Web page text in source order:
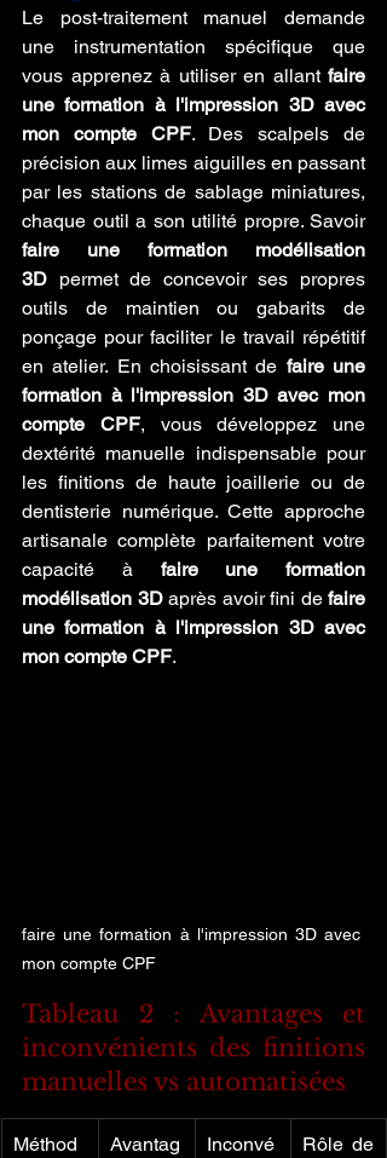
Le post-traitement manuel demande
une instrumentation spécifique que
vous apprenez à utiliser en allant faire
une formation à l'impression 3D avec
mon compte CPF. Des scalpels de
précision aux limes aiguilles en passant
par les stations de sablage miniatures,
chaque outil a son utilité propre. Savoir
faire une formation modélisation
3D permet de concevoir ses propres
outils de maintien ou gabarits de
ponçage pour faciliter le travail répétitif
en atelier. En choisissant de faire une
formation à l'impression 3D avec mon
compte CPF, vous développez une
dextérité manuelle indispensable pour
les finitions de haute joaillerie ou de
dentisterie numérique. Cette approche
artisanale complète parfaitement votre
capacité à faire une formation
modélisation 3D après avoir fini de faire
une formation à l'impression 3D avec
mon compte CPF.
faire une formation à l'impression 3D avec
mon compte CPF
Tableau 2 : Avantages et
inconvénients des finitions
manuelles vs automatisées
Méthod
Avantag
Inconvé